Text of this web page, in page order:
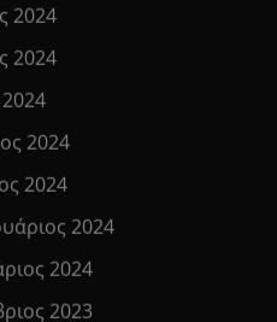
2024
2024
2024
2024
2024
2024
2023